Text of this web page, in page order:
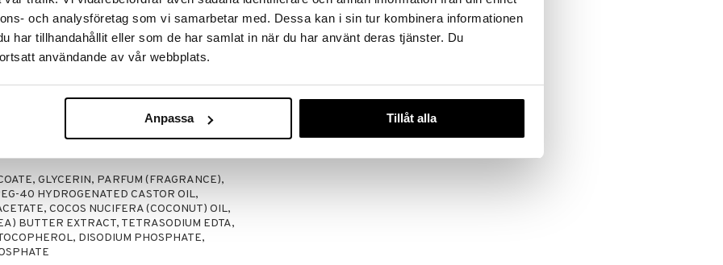
och analysföretag som vi samarbetar med. Dessa kan i sin tur kombinera informationen
har tillhandahållit eller som de har samlat in när du har använt deras tjänster. Du
användande av vår webbplats.
Anpassa Tillåt alla
tuoksulla, jossa on herkkiä valkoisten kukkien
Grassen kaupungissa.
jakaaksesi saippua kosteisiin käsiisi, vaahdota
vedellä.
GLYCERIN, PARFUM (FRAGRANCE),
40 HYDROGENATED CASTOR OIL,
COCOS NUCIFERA (COCONUT) OIL,
BUTTER EXTRACT, TETRASODIUM EDTA,
DISODIUM PHOSPHATE,